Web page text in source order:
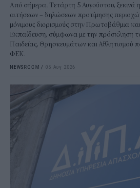
Από σήμερα, Τετάρτη 5 Αυγούστου, ξεκινά
αιτήσεων – δηλώσεων προτίμησης
μόνιμους διορισμούς στην Πρωτοβάθμια
Εκπαίδευση, σύμφωνα με την πρόσκληση
Παιδείας, Θρησκευμάτων και Αθλητισμού
ΦΕΚ.
NEWSROOM / 05 Αυγ 2026